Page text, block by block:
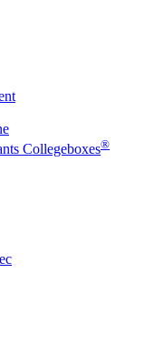
Collegeboxes®